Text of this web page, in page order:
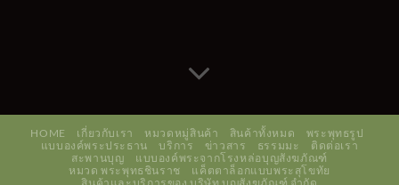
HOME เกี่ยวกับเรา หมวดหมู่สินค้า สินค้าทั้งหมด
พระพุทธรูป
แบบองค์พระประธาน
บริการ ข่าวสาร ธรรมมะ
ติดต่อเรา
สะพานบุญ
แบบองค์พระจากโรงหล่อบุญสังฆภัณฑ์
หมวด พระพุทธชินราช
แค็ตตาล็อกแบบพระสุโขทัย